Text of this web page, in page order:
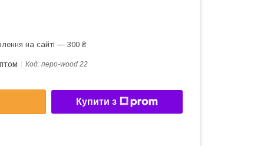
на сайті — 300 ₴
Код: перо-wood 22
Купити з